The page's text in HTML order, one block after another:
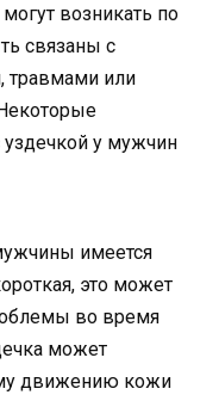
возникать по
связаны с
травмами или
у мужчин
имеется
это может
во время
может
движению кожи